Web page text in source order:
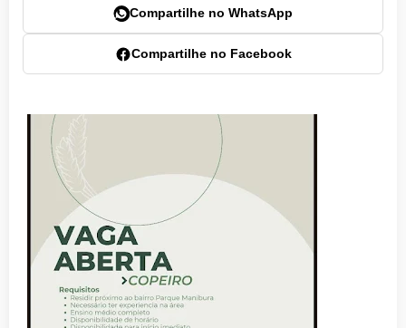
Compartilhe no WhatsApp
Compartilhe no Facebook